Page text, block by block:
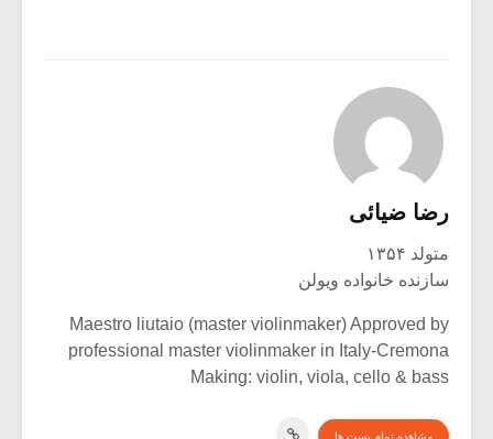
رضا ضیائی
متولد ۱۳۵۴
سازنده خانواده ویولن
Maestro liutaio (master violinmaker) Approved by
professional master violinmaker in Italy-Cremona
Making: violin, viola, cello & bass
مشاهده تمام پست ها